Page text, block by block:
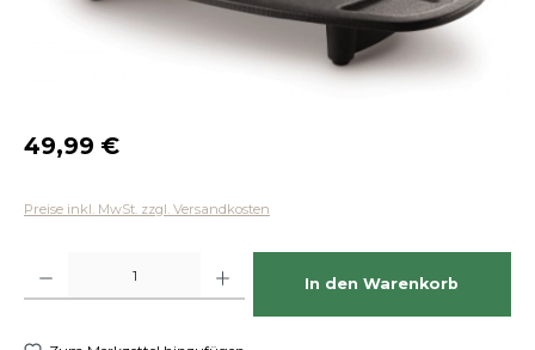
Regulärer Preis:
49,99 €
Preise inkl. MwSt. zzgl. Versandkosten
In den Warenkorb